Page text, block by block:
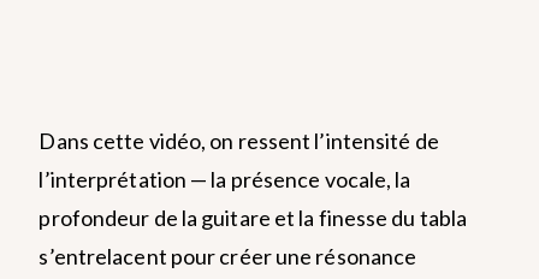
Dans cette vidéo, on ressent l’intensité de
l’interprétation — la présence vocale, la
profondeur de la guitare et la finesse du tabla
s’entrelacent pour créer une résonance